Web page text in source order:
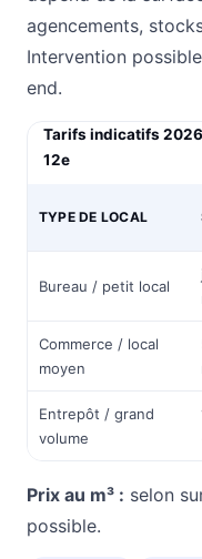
agencements,
Intervention
end.
Tarifs indicatifs
12e
TYPE DE LOCAL
Bureau / petit local
Commerce / local
moyen
Entrepôt / grand
volume
Prix au m³ : selon
possible.